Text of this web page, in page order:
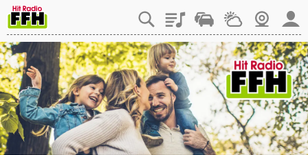
PlaylistStaupilotWetterWebcam